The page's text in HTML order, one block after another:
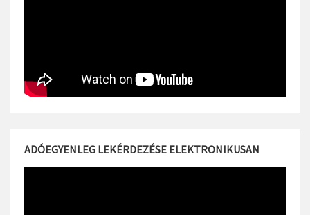
ADÓEGYENLEG LEKÉRDEZÉSE ELEKTRONIKUSAN